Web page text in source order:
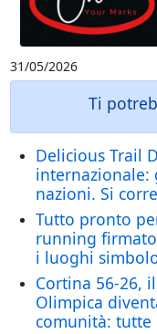
31/05/2026
Ti
Delicious Trail
internazionale:
nazioni. Si
Tutto pronto
running
i luoghi
Cortina 56-26,
Olimpica
comunità: